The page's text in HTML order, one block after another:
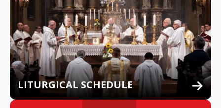
LITURGICAL SCHEDULE